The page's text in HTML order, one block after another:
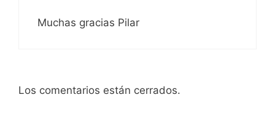
Muchas gracias Pilar
Los comentarios están cerrados.